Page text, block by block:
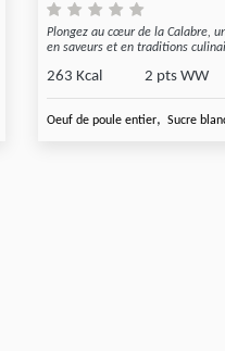
Viande haché de
Plongez au cœur de la Calabre,
en saveurs et en traditions
263 Kcal 2 pts WW
Oeuf de poule entier, Sucre